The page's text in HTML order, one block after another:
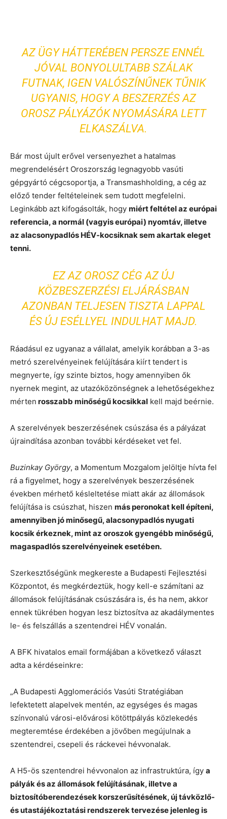
AZ ÜGY HÁTTERÉBEN PERSZE ENNÉL
JÓVAL BONYOLULTABB SZÁLAK
FUTNAK, IGEN VALÓSZÍNŰNEK TŰNIK
UGYANIS, HOGY A BESZERZÉS AZ
OROSZ PÁLYÁZÓK NYOMÁSÁRA LETT
ELKASZÁLVA.
Bár most újult erővel versenyezhet a hatalmas
megrendelésért Oroszország legnagyobb vasúti
gépgyártó cégcsoportja, a Transmashholding, a cég az
előző tender feltételeinek sem tudott megfelelni.
Leginkább azt kifogásolták, hogy miért feltétel az európai
referencia, a normál (vagyis európai) nyomtáv, illetve
az alacsonypadlós HÉV-kocsiknak sem akartak eleget
tenni.
EZ AZ OROSZ CÉG AZ ÚJ
KÖZBESZERZÉSI ELJÁRÁSBAN
AZONBAN TELJESEN TISZTA LAPPAL
ÉS ÚJ ESÉLLYEL INDULHAT MAJD.
Ráadásul ez ugyanaz a vállalat, amelyik korábban a 3-as
metró szerelvényeinek felújítására kiírt tendert is
megnyerte, így szinte biztos, hogy amennyiben ők
nyernek megint, az utazóközönségnek a lehetőségekhez
mérten rosszabb minőségű kocsikkal kell majd beérnie.
A szerelvények beszerzésének csúszása és a pályázat
újraindítása azonban további kérdéseket vet fel.
Buzinkay György, a Momentum Mozgalom jelöltje hívta fel
rá a figyelmet, hogy a szerelvények beszerzésének
években mérhető késleltetése miatt akár az állomások
felújítása is csúszhat, hiszen más peronokat kell építeni,
amennyiben jó minősegű, alacsonypadlós nyugati
kocsik érkeznek, mint az oroszok gyengébb minőségű,
magaspadlós szerelvényeinek esetében.
Szerkesztőségünk megkereste a Budapesti Fejlesztési
Központot, és megkérdeztük, hogy kell-e számítani az
állomások felújításának csúszására is, és ha nem, akkor
ennek tükrében hogyan lesz biztosítva az akadálymentes
le- és felszállás a szentendrei HÉV vonalán.
A BFK hivatalos email formájában a következő választ
adta a kérdéseinkre:
„A Budapesti Agglomerációs Vasúti Stratégiában
lefektetett alapelvek mentén, az egységes és magas
színvonalú városi-elővárosi kötöttpályás közlekedés
megteremtése érdekében a jövőben megújulnak a
szentendrei, csepeli és ráckevei hévvonalak.
A H5-ös szentendrei hévvonalon az infrastruktúra, így a
pályák és az állomások felújításának, illetve a
biztosítóberendezések korszerűsítésének, új távközlő-
és utastájékoztatási rendszerek tervezése jelenleg is